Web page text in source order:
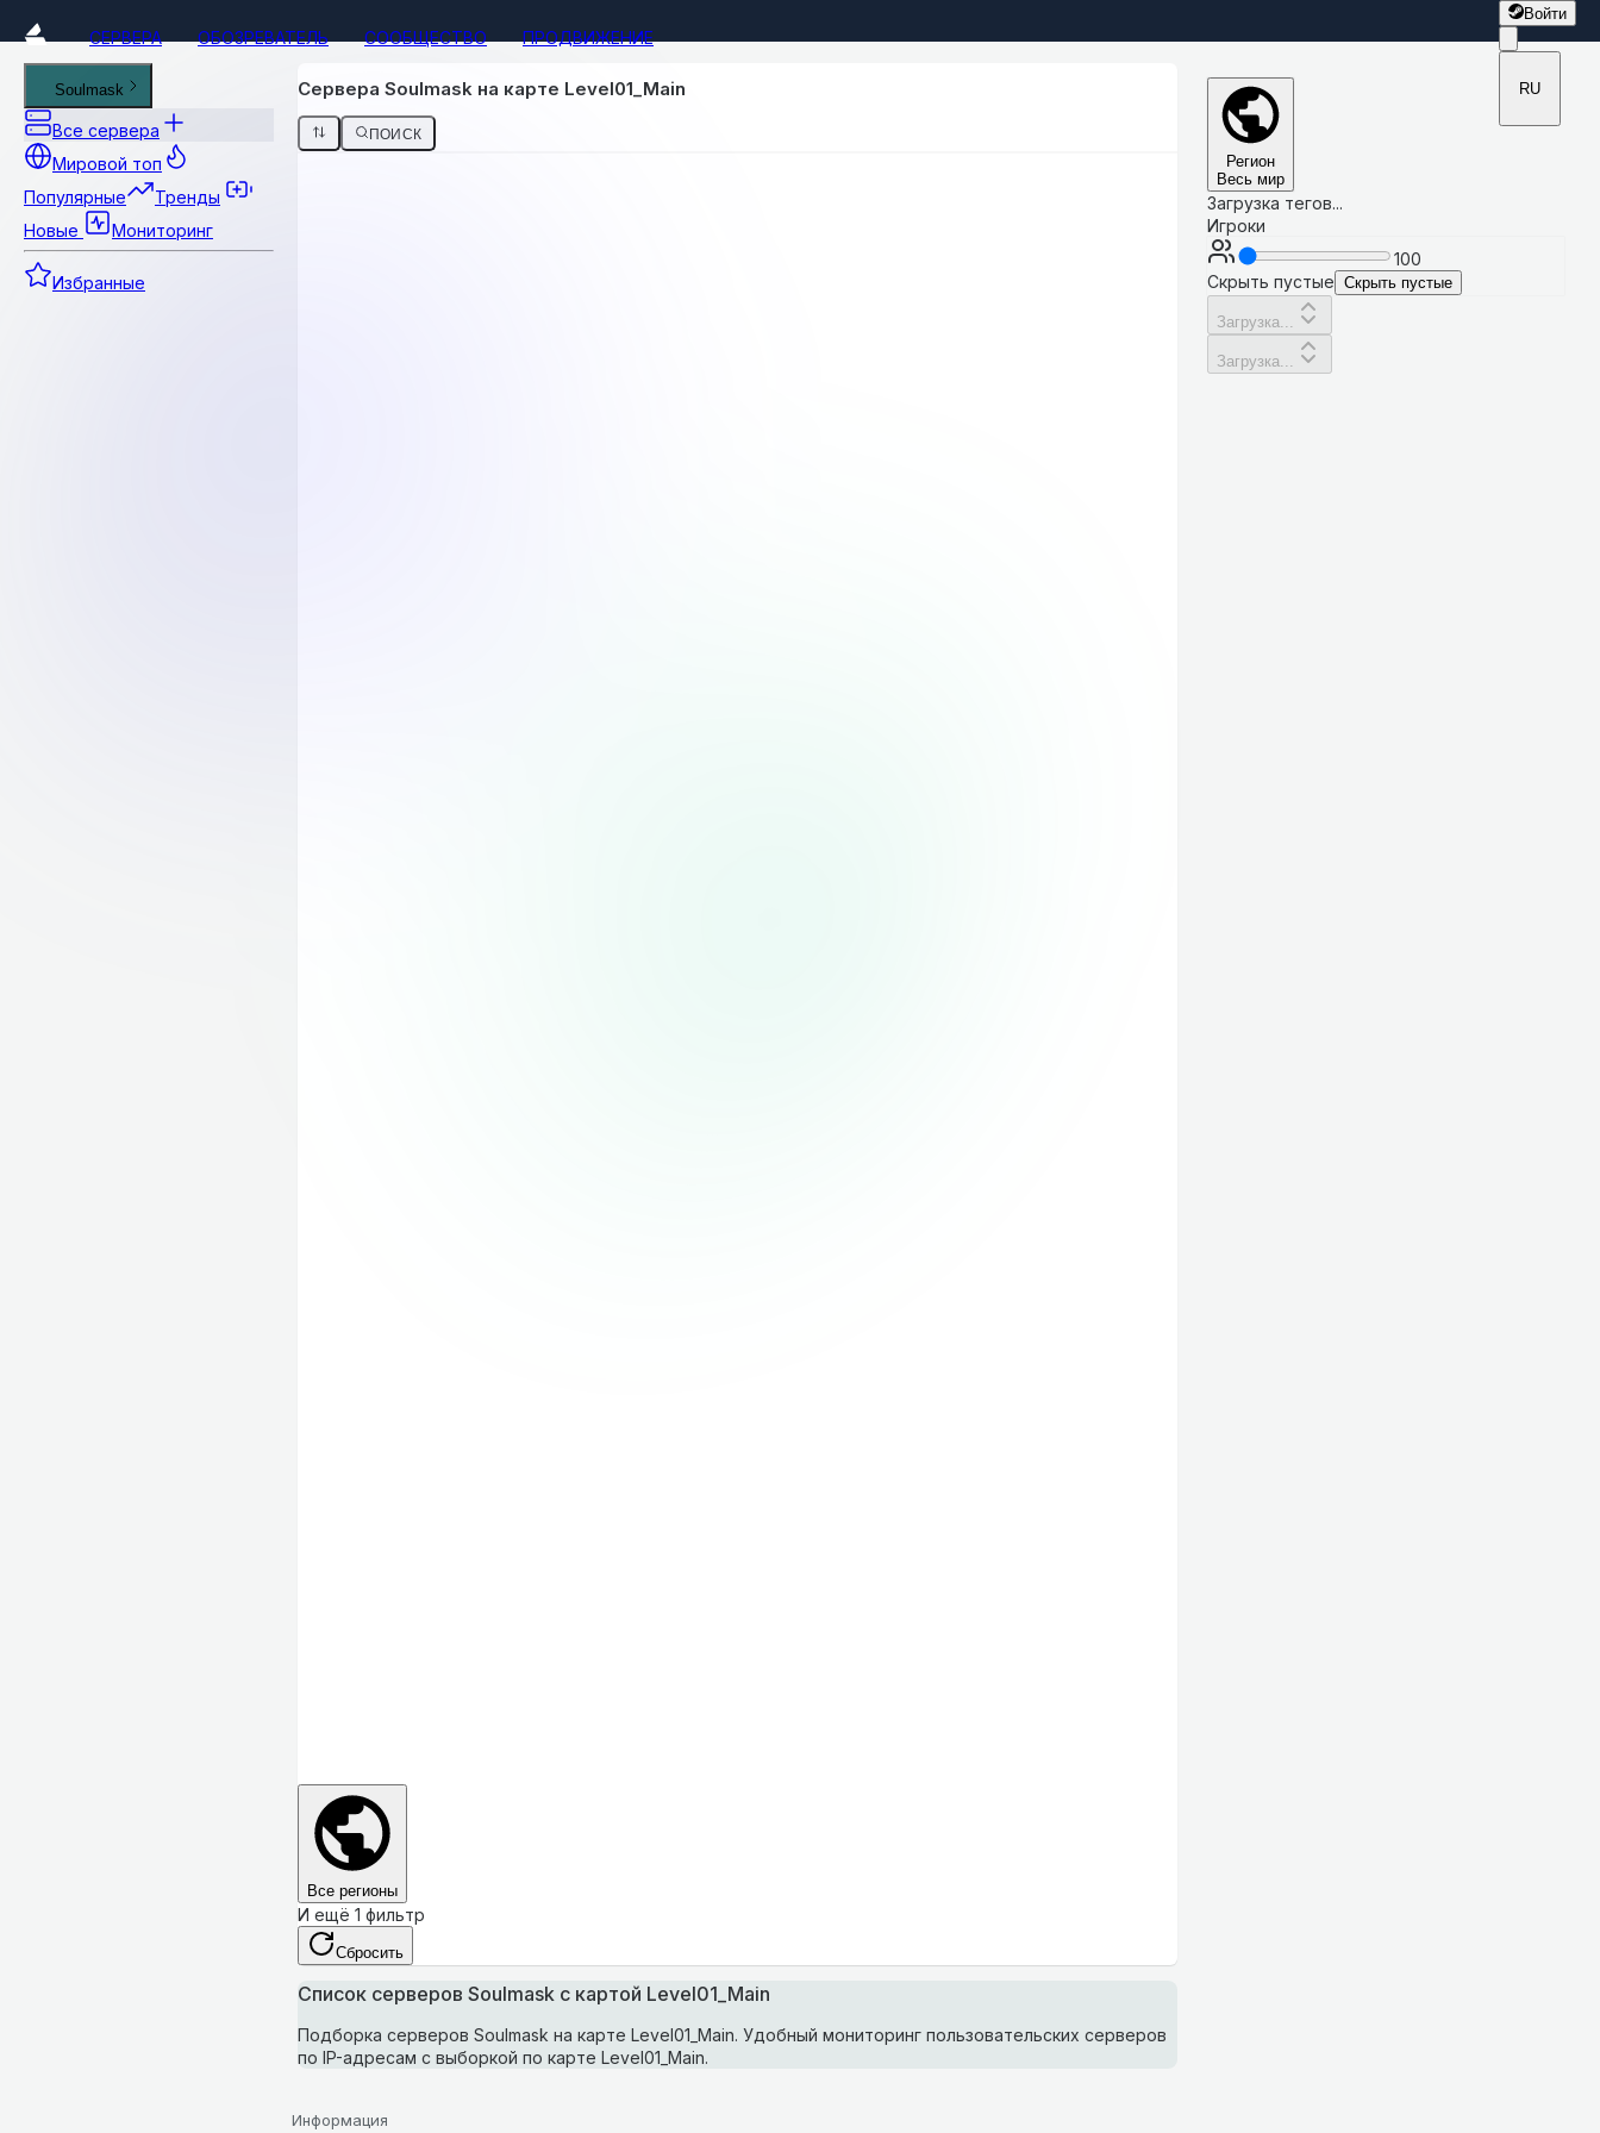
СЕРВЕРА ОБОЗРЕВАТЕЛЬ СООБЩЕСТВО ПРОДВИЖЕНИЕ
Войти
RU
Soulmask
Все сервера
Мировой топ
Популярные
Тренды
Новые
Мониторинг
Избранные
Сервера Soulmask на карте Level01_Main
ПОИСК
Все регионы
И ещё 1 фильтр
Сбросить
Список серверов Soulmask с картой Level01_Main
Подборка серверов Soulmask на карте Level01_Main. Удобный мониторинг пользовательских серверов
по IP-адресам с выборкой по карте Level01_Main.
Регион
Весь мир
Загрузка тегов...
Игроки
100
Скрыть пустые Скрыть пустые
Загрузка...
Загрузка...
Информация